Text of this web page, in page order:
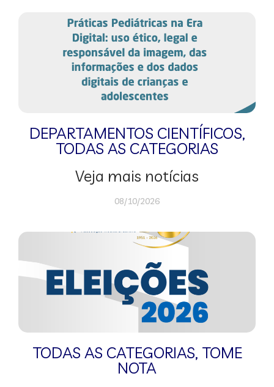
DEPARTAMENTOS CIENTÍFICOS,
TODAS AS CATEGORIAS
Veja mais notícias
08/10/2026
TODAS AS CATEGORIAS, TOME
NOTA